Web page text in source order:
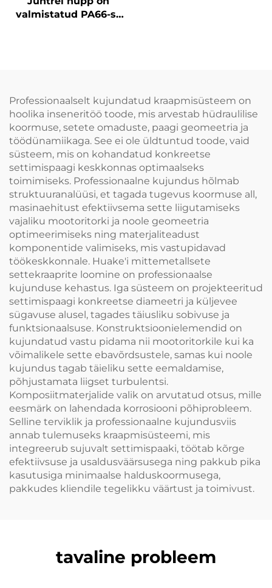
valmistatud PA66-st
Professionaalselt kujundatud kraapmisüsteem on
hoolika inseneritöö toode, mis arvestab hüdraulilise
koormuse, setete omaduste, paagi geomeetria ja
töödünamiikaga. See ei ole üldtuntud toode, vaid
süsteem, mis on kohandatud konkreetse
settimispaagi keskkonnas optimaalseks
toimimiseks. Professionaalne kujundus hõlmab
struktuuranalüüsi, et tagada tugevus koormuse all,
masinaehitust efektiivsema sette liigutamiseks
vajaliku mootoritorki ja noole geomeetria
optimeerimiseks ning materjaliteadust
komponentide valimiseks, mis vastupidavad
töökeskkonnale. Huake'i mittemetallsete
settekraaprite loomine on professionaalse
kujunduse kehastus. Iga süsteem on projekteeritud
settimispaagi konkreetse diameetri ja küljevee
sügavuse alusel, tagades täiusliku sobivuse ja
funktsionaalsuse. Konstruktsioonielemendid on
kujundatud vastu pidama nii mootoritorkile kui ka
võimalikele sette ebavõrdsustele, samas kui noole
kujundus tagab täieliku sette eemaldamise,
põhjustamata liigset turbulentsi.
Komposiitmaterjalide valik on arvutatud otsus, mille
eesmärk on lahendada korrosiooni põhiprobleem.
Selline terviklik ja professionaalne kujundusviis
annab tulemuseks kraapmisüsteemi, mis
integreerub sujuvalt settimispaaki, töötab kõrge
efektiivsuse ja usaldusväärsusega ning pakkub pika
kasutusiga minimaalse halduskoormusega,
pakkudes kliendile tegelikku väärtust ja toimivust.
tavaline probleem